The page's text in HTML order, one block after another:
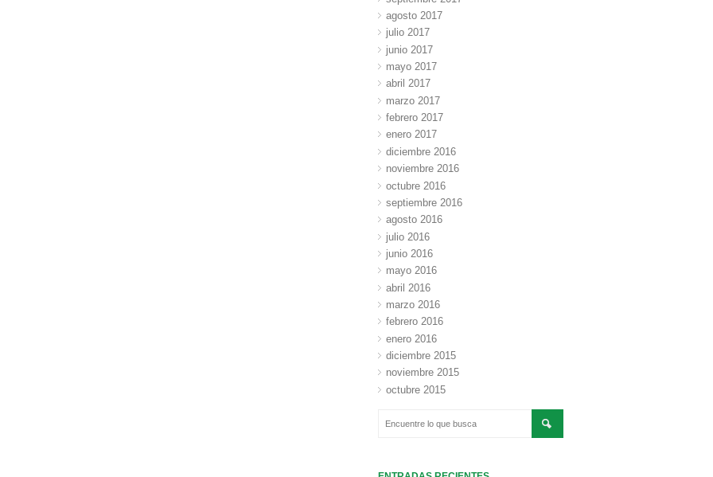
agosto 2017
julio 2017
junio 2017
mayo 2017
abril 2017
marzo 2017
febrero 2017
enero 2017
diciembre 2016
noviembre 2016
octubre 2016
septiembre 2016
agosto 2016
julio 2016
junio 2016
mayo 2016
abril 2016
marzo 2016
febrero 2016
enero 2016
diciembre 2015
noviembre 2015
octubre 2015